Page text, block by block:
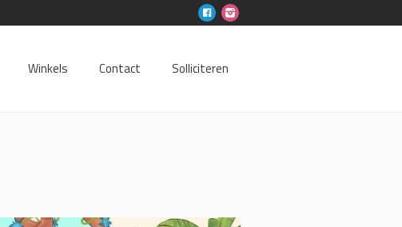
Winkels Contact Solliciteren